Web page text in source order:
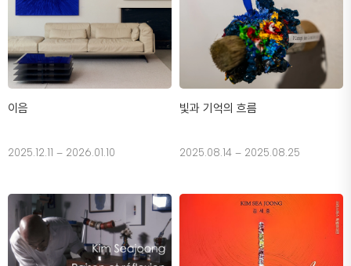
이음
2025.12.11 – 2026.01.10
빛과 기억의 흐름
2025.08.14 – 2025.08.25